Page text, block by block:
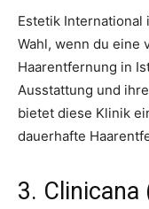
Estetik International
Wahl, wenn du eine
Haarentfernung in
Ausstattung und
bietet diese Klinik
dauerhafte
3. Clinicana